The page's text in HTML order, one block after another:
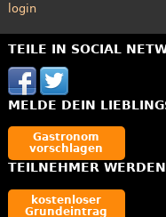
login
TEILE IN SOCIAL
MELDE DEIN
Gastronom
vorschlagen
TEILNEHMER WERDEN
kostenloser
Grundeintrag